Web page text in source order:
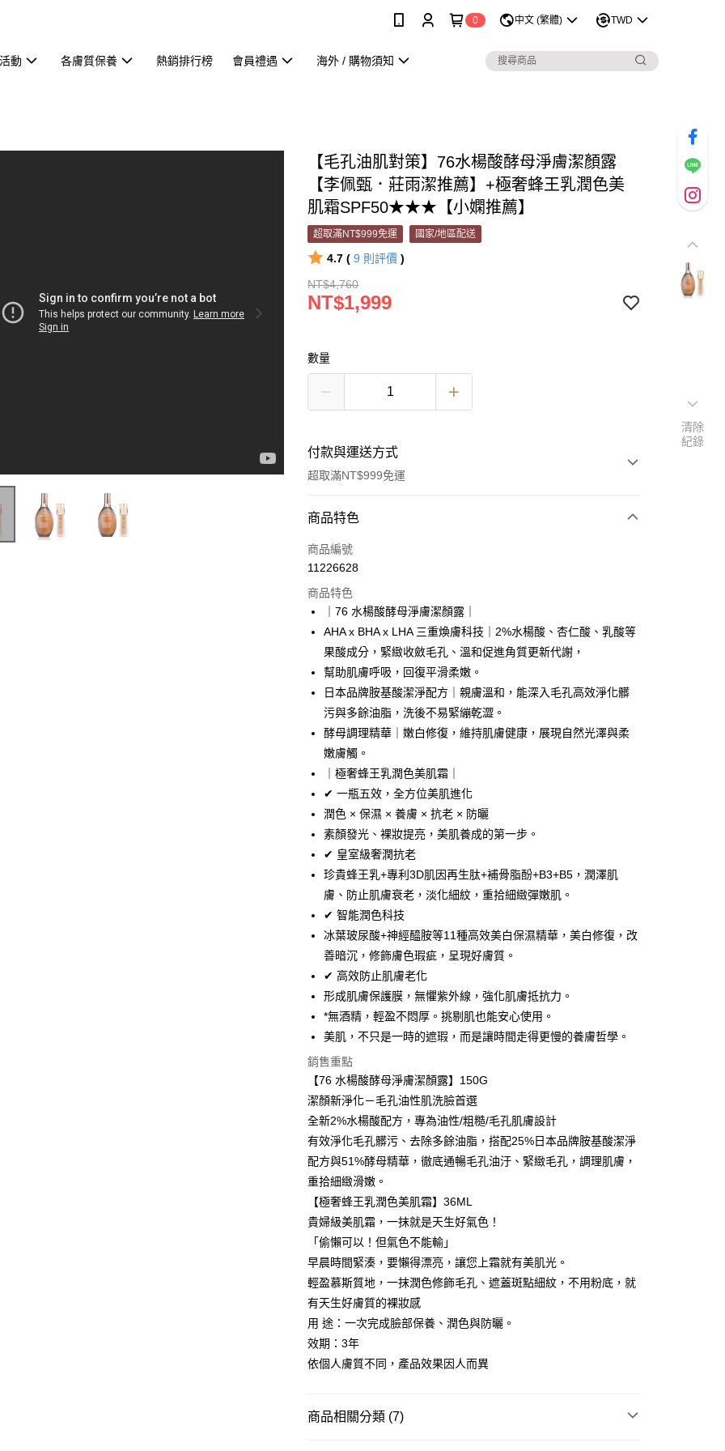
0 中文 (繁體) TWD
動 各膚質保養 熱銷排行榜 會員禮遇 海外 / 購物須知
【毛孔油肌對策】76水楊酸酵母淨膚潔顏露
【李佩甄．莊雨潔推薦】+極奢蜂王乳潤色美
肌霜SPF50★★★【小嫻推薦】
超取滿NT$999免運 國家/地區配送
4.7 ( 9 則評價 )
NT$4,760
NT$1,999
數量
付款與運送方式
超取滿NT$999免運
付款方式
信用卡一次付款
LINE Pay
Apple Pay
悠遊付
Google Pay
網路銀行/電子錢包
相關說明
支援用馬幣 (MYR) 付款，結帳時商品金額可能因匯率變動而有所調整。
大哥付你分期
相關說明
【大哥付你分期使用說明】
1.本服務由台灣大哥大提供，台灣大哥大用戶可立即使用無須另外申請。
2.付款方式選擇「大哥付你分期」，訂單成立後會自動跳轉到大哥付的交易
流程，驗證手機門號後，選擇欲分期的期數、繳款截止日，確認付款後即
完成交易。
3.實際核准額度、可分期數及費用金額請依後續交易確認頁面所載為準。
4.訂單成立30分鐘內，如未前往確認交易或遇審核未通過，訂單將自動取
消。如遇「轉專審核」未通過狀況，表示未達大哥付你分期系統評分，恕
【繳款方式說明】
1.分期款項不併入電信帳單，「大哥付你分期」於每月結算日後寄送繳費提
醒簡訊。
2.透過簡訊連結打開帳單後，可選擇「超商條碼／台灣大直營門市／銀行轉
帳／街口支付／iPASS MONEY」等通路繳費。
1.本服務係由「台灣大哥大股份有限公司」（以下簡稱本公司）所提供，讓
用戶於交易時，得透過本服務購買商品或服務，並由商店將買賣／分期付
款買賣價金債權讓與本公司後，依約使用本公司帳單繳交帳款。
2.基於同意付款使用「大哥付你分期」之契約關係目的，商店將以您的個人
資料（包含姓名、電話或地址）提供予台灣大哥大進項蒐集、處理及利
用，由本公司與您本人進行分期帳單所需資料之確認、核對及更正。
3.完整用戶服務條款，請詳閱以下連結：
https://oppay.tw/userRule
AFTEE先享後付
相關說明
【關於「AFTEE先享後付」】
AFTEE先享後付是「在收到商品之後才付款」的支付方式。 讓您購物簡單
１．簡單：不需註冊會員、不需綁卡、不需儲值。
２．便利：只要手機號碼，簡訊認證，即可結帳。
３．安心：先確認商品／服務後，再付款。
【「AFTEE先享後付」結帳流程】
１．於結帳方式選擇「AFTEE先享後付」後，將跳轉至「AFTEE先享後
２．訂單成立數日內，您將收到繳費通知簡訊。
３．收到繳費通知簡訊後14天內，點擊此簡訊中的連結，可透過四大超商
／ATM／網路銀行／等多元方式進行付款，方視為交易完成。
※ 請注意：結帳手續完成當下不需立刻繳費，但若您需要取消訂單，請聯
絡購買商品的店家。未經商家同意取消之訂單仍視為有效，需透過AFTEE
先享後付繳納相關費用。
※ 交易是否成功請以「AFTEE先享後付 」之結帳頁面顯示為準，若有關於
是否繳費成功／繳費後需取消欲退款等相關疑問，請聯繫「AFTEE先享後
付客戶支援中心」https://netprotections.freshdesk.com/support/home
【注意事項】
１．透過由恩沛科技股份有限公司提供之「AFTEE先享後付」服務完成之
交易，需依本服務之必要範圍內提供個人資料，並將交易相關給付款項請
求債權轉讓予恩沛科技股份有限公司。
２．關於個人資料處理事宜，請瀏覽以下網址：
https://aftee.tw/terms/#terms3
３．未成年的使用者請事先徵得法定代理人或監護人之同意方可使用
「AFTEE先享後付」，若未經同意申辦者引起之損失，本公司不負相關責
任。
４．使用「AFTEE先享後付」時，將依據個別帳號之用戶狀況，依本公司
結果請求用戶進行身份認證。
５．嚴禁一人註冊多個帳號或使用他人資訊註冊。若發現惡意使用之情
形，恩沛科技股份有限公司將有權停止該用戶之使用額度並採取法律行
動。
ATM付款
貨到付款
運送方式
全家取貨付款
每筆NT$80，滿NT$999(含以上)免運費
付款後全家取貨
每筆NT$80，滿NT$1,880(含以上)免運費
萊爾富取貨付款
每筆NT$80，滿NT$2,000(含以上)免運費
付款後萊爾富取貨
每筆NT$80，滿NT$1,880(含以上)免運費
7-11取貨付款
每筆NT$80，滿NT$2,000(含以上)免運費
付款後7-11取貨
每筆NT$80，滿NT$1,880(含以上)免運費
台灣宅配(便利帶)
每筆NT$80，滿NT$1,880(含以上)免運費
離島宅配
每筆NT$100，滿NT$2,000(含以上)免運費
每筆NT$100，滿NT$2,000(含以上)免運費
商品特色
商品編號
11226628
商品特色
｜76 水楊酸酵母淨膚潔顏露｜
AHA x BHA x LHA 三重煥膚科技｜2%水楊酸、杏仁酸、乳酸等
果酸成分，緊緻收斂毛孔、溫和促進角質更新代謝，
幫助肌膚呼吸，回復平滑柔嫩。
日本品牌胺基酸潔淨配方｜親膚溫和，能深入毛孔高效淨化髒
污與多餘油脂，洗後不易緊繃乾澀。
酵母調理精華｜嫩白修復，維持肌膚健康，展現自然光澤與柔
嫩膚觸。
｜極奢蜂王乳潤色美肌霜｜
✔ 一瓶五效，全方位美肌進化
潤色 × 保濕 × 養膚 × 抗老 × 防曬
素顏發光、裸妝提亮，美肌養成的第一步。
✔ 皇室級奢潤抗老
珍貴蜂王乳+專利3D肌因再生肽+補骨脂酚+B3+B5，潤澤肌
膚、防止肌膚衰老，淡化細紋，重拾細緻彈嫩肌。
✔ 智能潤色科技
冰葉玻尿酸+神經醯胺等11種高效美白保濕精華，美白修復，改
善暗沉，修飾膚色瑕疵，呈現好膚質。
✔ 高效防止肌膚老化
形成肌膚保護膜，無懼紫外線，強化肌膚抵抗力。
*無酒精，輕盈不悶厚。挑剔肌也能安心使用。
美肌，不只是一時的遮瑕，而是讓時間走得更慢的養膚哲學。
銷售重點
【76 水楊酸酵母淨膚潔顏露】150G
潔顏新淨化－毛孔油性肌洗臉首選
全新2%水楊酸配方，專為油性/粗糙/毛孔肌膚設計
有效淨化毛孔髒污、去除多餘油脂，搭配25%日本品牌胺基酸潔淨
配方與51%酵母精華，徹底通暢毛孔油汙、緊緻毛孔，調理肌膚，
重拾細緻滑嫩。
【極奢蜂王乳潤色美肌霜】36ML
貴婦級美肌霜，一抹就是天生好氣色！
「偷懶可以！但氣色不能輸」
早晨時間緊湊，要懶得漂亮，讓您上霜就有美肌光。
輕盈慕斯質地，一抹潤色修飾毛孔、遮蓋斑點細紋，不用粉底，就
有天生好膚質的裸妝感
用 途：一次完成臉部保養、潤色與防曬。
效期：3年
依個人膚質不同，產品效果因人而異
商品相關分類 (7)
清除
紀錄